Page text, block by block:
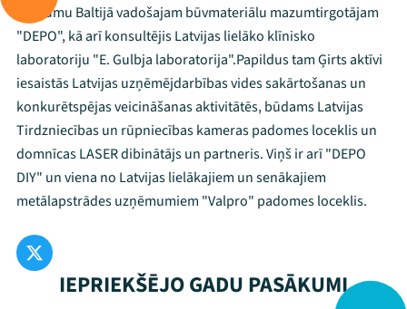
darījumu Baltijā vadošajam būvmateriālu mazumtirgotājam
"DEPO", kā arī konsultējis Latvijas lielāko klīnisko
laboratoriju "E. Gulbja laboratorija". ​ Papildus tam Ģirts aktīvi
iesaistās Latvijas uzņēmējdarbības vides sakārtošanas un
konkurētspējas veicināšanas aktivitātēs, būdams Latvijas
Tirdzniecības un rūpniecības kameras padomes loceklis un
domnīcas LASER dibinātājs un partneris. Viņš ir arī "DEPO
DIY" un viena no Latvijas lielākajiem un senākajiem
metālapstrādes uzņēmumiem "Valpro" padomes loceklis.
IEPRIEKŠĒJO GADU PASĀKUMI